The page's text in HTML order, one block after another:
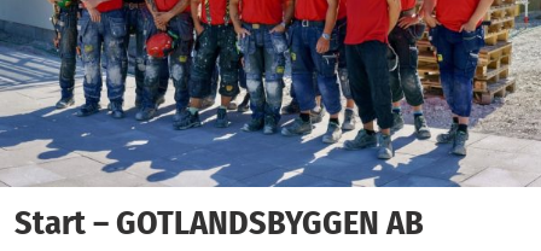
Start – GOTLANDSBYGGEN AB